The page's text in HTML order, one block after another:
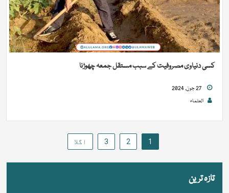
کسی دنیاوی مصروفیت کے سبب مستقل جمعہ چھوڑنا
العلماء
1
2
3 اگلا
تازہ ترین